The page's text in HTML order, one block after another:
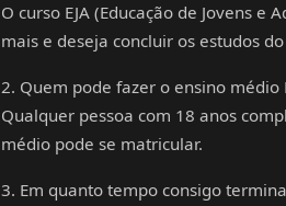
O curso EJA (Educação de Jovens e
mais e deseja concluir os estudos do
2. Quem pode fazer o ensino médio
Qualquer pessoa com 18 anos
médio pode se matricular.
3. Em quanto tempo consigo